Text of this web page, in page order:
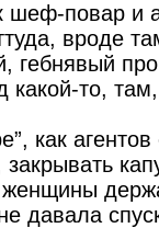
шеф-повар и
вроде
гебнявый
какой-то,
как
женщины
давала